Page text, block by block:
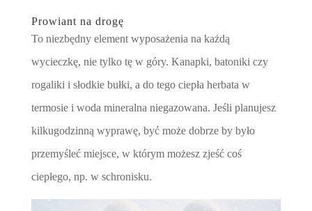
Prowiant na drogę
To niezbędny element wyposażenia na każdą
wycieczkę, nie tylko tę w góry. Kanapki, batoniki czy
rogaliki i słodkie bułki, a do tego ciepła herbata w
termosie i woda mineralna niegazowana. Jeśli planujesz
kilkugodzinną wyprawę, być może dobrze by było
przemyśleć miejsce, w którym możesz zjeść coś
ciepłego, np. w schronisku.